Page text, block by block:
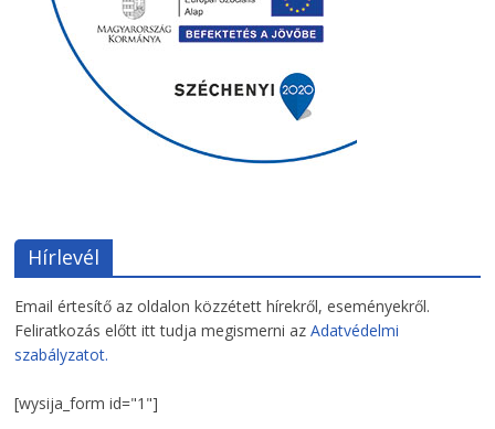
Hírlevél
Email értesítő az oldalon közzétett hírekről, eseményekről.
Feliratkozás előtt itt tudja megismerni azAdatvédelmi
szabályzatot.
[wysija_form id="1"]